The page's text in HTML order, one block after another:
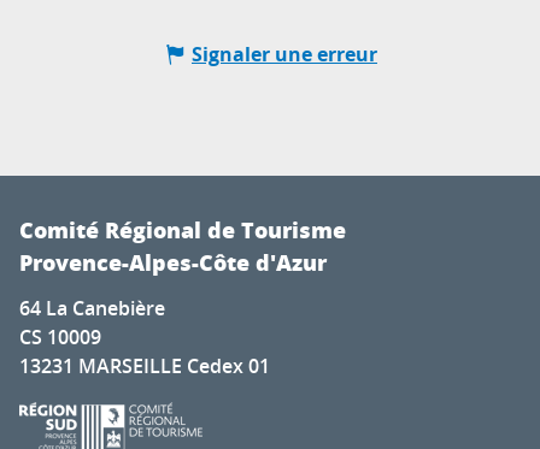
Signaler une erreur
Comité Régional de Tourisme
Provence-Alpes-Côte d'Azur
64 La Canebière
CS 10009
13231 MARSEILLE Cedex 01